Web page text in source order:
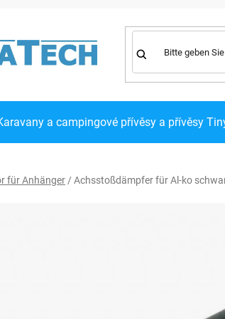
a campingové přívěsy a přívěsy
für Anhänger / Achsstoßdämpfer für Al-ko